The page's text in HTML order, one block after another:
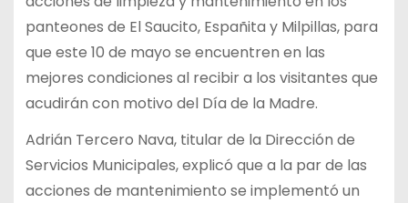
panteones de El Saucito, Españita y Milpillas, para
que este 10 de mayo se encuentren en las
mejores condiciones al recibir a los visitantes que
acudirán con motivo del Día de la Madre.
Adrián Tercero Nava, titular de la Dirección de
Servicios Municipales, explicó que a la par de las
acciones de mantenimiento se implementó un